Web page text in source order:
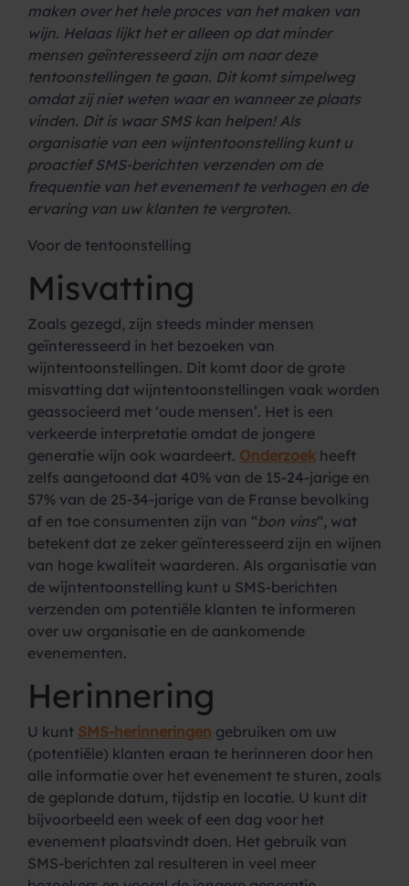
maken over het hele proces van het maken van
wijn. Helaas lijkt het er alleen op dat minder
mensen geïnteresseerd zijn om naar deze
tentoonstellingen te gaan. Dit komt simpelweg
omdat zij niet weten waar en wanneer ze plaats
vinden. Dit is waar SMS kan helpen! Als
organisatie van een wijntentoonstelling kunt u
proactief SMS-berichten verzenden om de
frequentie van het evenement te verhogen en de
ervaring van uw klanten te vergroten.
Voor de tentoonstelling
Misvatting
Zoals gezegd, zijn steeds minder mensen
geïnteresseerd in het bezoeken van
wijntentoonstellingen. Dit komt door de grote
misvatting dat wijntentoonstellingen vaak worden
geassocieerd met ‘oude mensen’. Het is een
verkeerde interpretatie omdat de jongere
generatie wijn ook waardeert. Onderzoek heeft
zelfs aangetoond dat 40% van de 15-24-jarige en
57% van de 25-34-jarige van de Franse bevolking
af en toe consumenten zijn van “bon vins“, wat
betekent dat ze zeker geïnteresseerd zijn en wijnen
van hoge kwaliteit waarderen. Als organisatie van
de wijntentoonstelling kunt u SMS-berichten
verzenden om potentiële klanten te informeren
over uw organisatie en de aankomende
evenementen.
Herinnering
U kunt SMS-herinneringen gebruiken om uw
(potentiële) klanten eraan te herinneren door hen
alle informatie over het evenement te sturen, zoals
de geplande datum, tijdstip en locatie. U kunt dit
bijvoorbeeld een week of een dag voor het
evenement plaatsvindt doen. Het gebruik van
SMS-berichten zal resulteren in veel meer